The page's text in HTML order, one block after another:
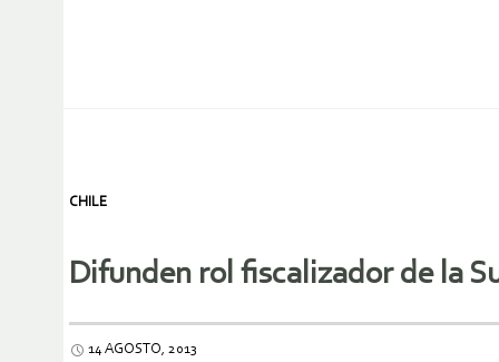
CHILE
Difunden rol fiscalizador de la
14 AGOSTO, 2013